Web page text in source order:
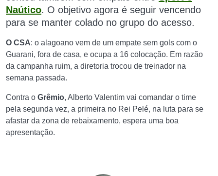
Naútico. O objetivo agora é seguir vencendo
para se manter colado no grupo do acesso.
O CSA: o alagoano vem de um empate sem gols com o
Guarani, fora de casa, e ocupa a 16 colocação. Em razão
da campanha ruim, a diretoria trocou de treinador na
semana passada.
Contra o Grêmio, Alberto Valentim vai comandar o time
pela segunda vez, a primeira no Rei Pelé, na luta para se
afastar da zona de rebaixamento, espera uma boa
apresentação.